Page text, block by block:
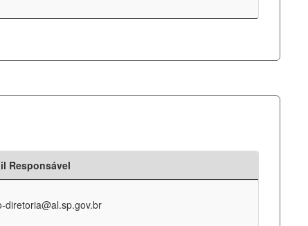
Responsável
diretoria@al.sp.gov.br